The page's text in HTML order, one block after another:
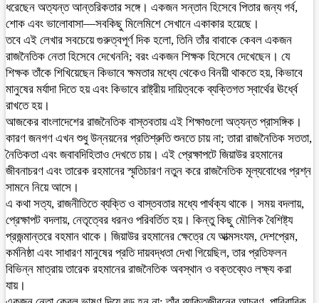
ধরেছেন অত্যন্ত আন্তরিকতার সঙ্গে। একজন সন্তান হিসেবে পিতার জন্য গর্ব,
শোক এবং ভালোবাসা—সবকিছু মিলেমিশে সেখানে একাকার হয়েছে।
তবে এই লেখার সবচেয়ে গুরুত্বপূর্ণ দিক হলো, তিনি তাঁর বাবাকে কেবল একজন
রাজনৈতিক নেতা হিসেবে দেখেননি; বরং একজন শিক্ষক হিসেবে দেখেছেন। যে
শিক্ষক তাঁকে শিখিয়েছেন কিভাবে ক্ষমতার মধ্যে থেকেও বিনয়ী থাকতে হয়, কিভাবে
মানুষের মর্যাদা দিতে হয় এবং কিভাবে রাষ্ট্রীয় দায়িত্বকে ব্যক্তিগত স্বার্থের ঊর্ধ্বে
রাখতে হয়।
আজকের বাংলাদেশের রাজনৈতিক বাস্তবতায় এই শিক্ষাগুলো অত্যন্ত প্রাসঙ্গিক।
কারণ জনগণ এখন শুধু উন্নয়নের প্রতিশ্রুতি শুনতে চায় না; তারা রাজনৈতিক সততা,
নৈতিকতা এবং জবাবদিহিতাও দেখতে চায়। এই প্রেক্ষাপটে জিয়াউর রহমানের
জীবনাচরণ এবং তারেক রহমানের স্মৃতিচারণ নতুন করে রাজনৈতিক মূল্যবোধের প্রশ্ন
সামনে নিয়ে আসে।
এ কথা সত্য, রাজনীতিতে ব্যক্তি ও বাস্তবতার মধ্যে পার্থক্য থাকে। সময় বদলায়,
প্রেক্ষাপট বদলায়, নেতৃত্বের ধরনও পরিবর্তিত হয়। কিন্তু কিছু মৌলিক বৈশিষ্ট্য
প্রজন্মান্তরে বহমান থাকে। জিয়াউর রহমানের ক্ষেত্রে যে আত্মসংযম, দেশপ্রেম,
কর্মনিষ্ঠা এবং সাধারণ মানুষের প্রতি দায়বদ্ধতা দেখা গিয়েছিল, তার প্রতিফলন
বিভিন্ন মাত্রায় তারেক রহমানের রাজনৈতিক অবস্থান ও বক্তব্যেও লক্ষ্য করা
যায়।